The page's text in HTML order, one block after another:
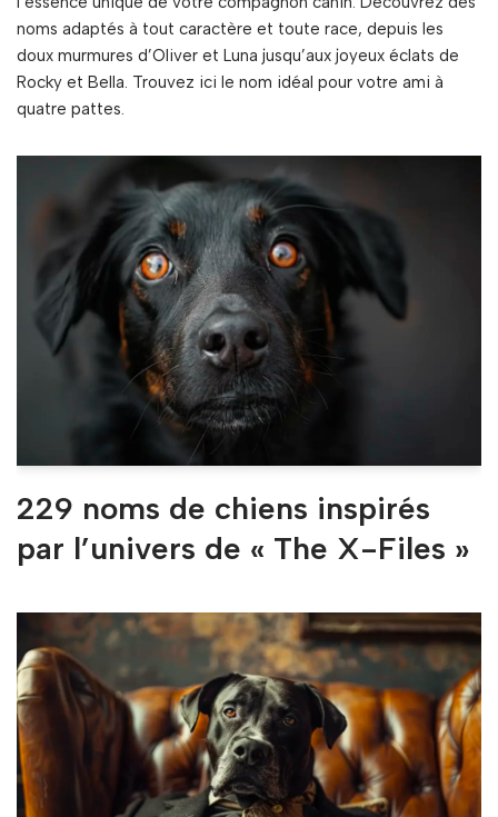
noms adaptés à tout caractère et toute race, depuis les
doux murmures d’Oliver et Luna jusqu’aux joyeux éclats de
Rocky et Bella. Trouvez ici le nom idéal pour votre ami à
quatre pattes.
229 noms de chiens inspirés
par l’univers de « The X-Files »